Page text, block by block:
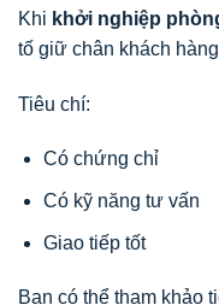
Khi khởi nghiệp
tố giữ chân khách
Tiêu chí:
Có chứng chỉ
Có kỹ năng tư vấn
Giao tiếp tốt
Bạn có thể tham khảo